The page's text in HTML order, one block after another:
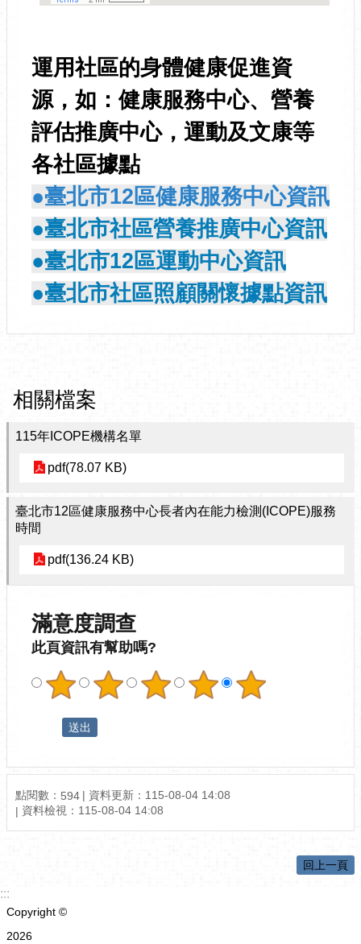
運用社區的身體健康促進資
源，如：健康服務中心、營養
評估推廣中心，運動及文康等
各社區據點
●臺北市12區健康服務中心資訊
●臺北市社區營養推廣中心資訊
●臺北市12區運動中心資訊
●臺北市社區照顧關懷據點資訊
相關檔案
115年ICOPE機構名單
pdf(78.07 KB)
臺北市12區健康服務中心長者內在能力檢測(ICOPE)服務
時間
pdf(136.24 KB)
滿意度調查
此頁資訊有幫助嗎?
點閱數： 594 資料更新： 115-08-04 14:08
資料檢視： 115-08-04 14:08
回上一頁
:::
Copyright ©
2026